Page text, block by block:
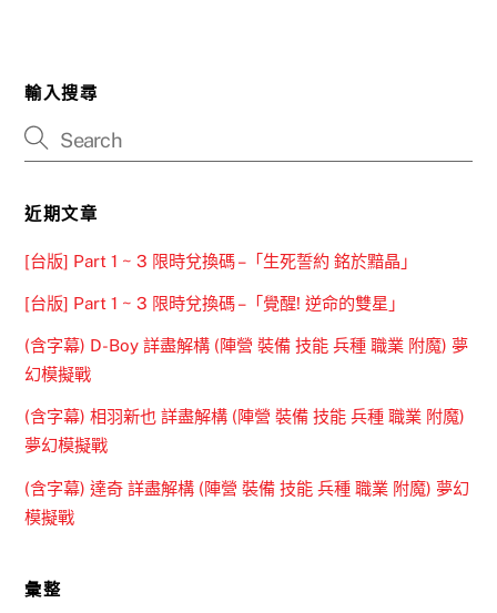
輸入搜尋
近期文章
[台版] Part 1 ~ 3 限時兌換碼 –「生死誓約 銘於黯晶」
[台版] Part 1 ~ 3 限時兌換碼 –「覺醒! 逆命的雙星」
(含字幕) D-Boy 詳盡解構 (陣營 裝備 技能 兵種 職業 附魔) 夢
幻模擬戰
(含字幕) 相羽新也 詳盡解構 (陣營 裝備 技能 兵種 職業 附魔)
夢幻模擬戰
(含字幕) 達奇 詳盡解構 (陣營 裝備 技能 兵種 職業 附魔) 夢幻
模擬戰
彙整